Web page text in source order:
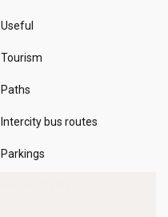
Useful
Tourism
Paths
Intercity bus routes
Parkings